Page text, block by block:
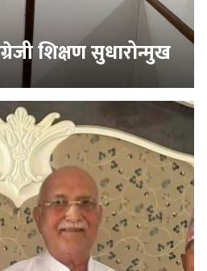
शिक्षण सुधारोन्मुख